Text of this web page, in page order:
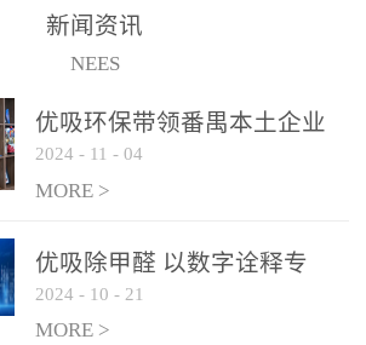
年1月珠
（及各出入境边防检查
新闻资讯
NEES
优吸环保带领番禺本​土企业
勇敢破局向“新”
2024 - 11 - 04
MORE >
优吸除甲醛 以数字诠释专
业，尽显除醛品牌实力！
2024 - 10 - 21
MORE >